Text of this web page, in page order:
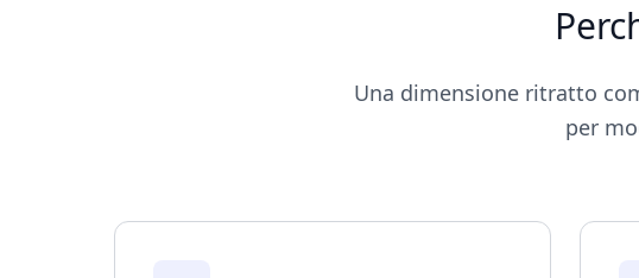
Una dimensione ritratto
per